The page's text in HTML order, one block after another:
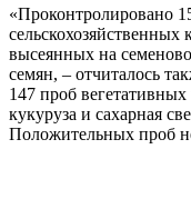
«Проконтролировано
сельскохозяйственных
высеянных на
семян, – отчиталось
147 проб
кукуруза и сахарная
Положительных проб